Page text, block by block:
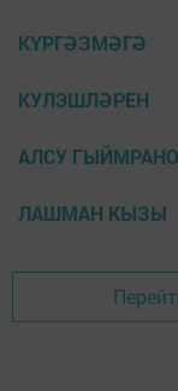
КҮРГӘЗМӘГӘ
КУЛЭШЛӘРЕН
АЛСУ
ЛАШМАН КЫЗЫ